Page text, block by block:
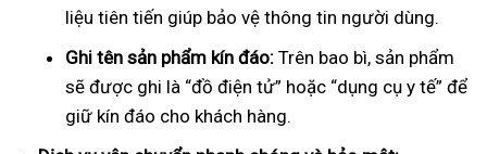
liệu tiên tiến giúp bảo vệ thông tin người dùng.
Ghi tên sản phẩm kín đáo: Trên bao bì, sản phẩm
sẽ được ghi là “đồ điện tử” hoặc “dụng cụ y tế” để
giữ kín đáo cho khách hàng.